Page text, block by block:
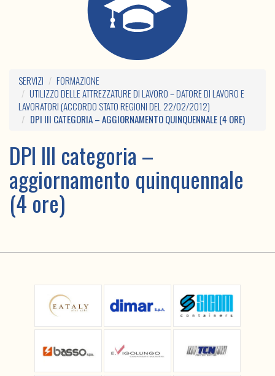
SERVIZI
FORMAZIONE
UTILIZZO DELLE ATTREZZATURE DI LAVORO – DATORE DI LAVORO E
LAVORATORI (ACCORDO STATO REGIONI DEL 22/02/2012)
DPI III CATEGORIA – AGGIORNAMENTO QUINQUENNALE (4 ORE)
DPI III categoria –
aggiornamento quinquennale
(4 ore)